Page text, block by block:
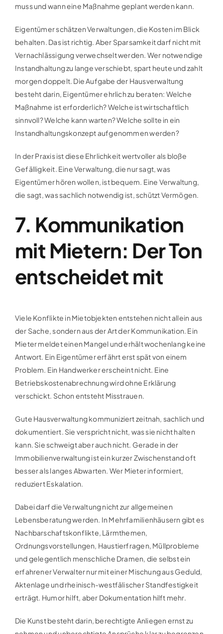
muss und wann eine Maßnahme geplant werden kann.
Eigentümer schätzen Verwaltungen, die Kosten im Blick
behalten. Das ist richtig. Aber Sparsamkeit darf nicht mit
Vernachlässigung verwechselt werden. Wer notwendige
Instandhaltung zu lange verschiebt, spart heute und zahlt
morgen doppelt. Die Aufgabe der Hausverwaltung
besteht darin, Eigentümer ehrlich zu beraten: Welche
Maßnahme ist erforderlich? Welche ist wirtschaftlich
sinnvoll? Welche kann warten? Welche sollte in ein
Instandhaltungskonzept aufgenommen werden?
In der Praxis ist diese Ehrlichkeit wertvoller als bloße
Gefälligkeit. Eine Verwaltung, die nur sagt, was
Eigentümer hören wollen, ist bequem. Eine Verwaltung,
die sagt, was sachlich notwendig ist, schützt Vermögen.
7. Kommunikation
mit Mietern: Der Ton
entscheidet mit
Viele Konflikte in Mietobjekten entstehen nicht allein aus
der Sache, sondern aus der Art der Kommunikation. Ein
Mieter meldet einen Mangel und erhält wochenlang keine
Antwort. Ein Eigentümer erfährt erst spät von einem
Problem. Ein Handwerker erscheint nicht. Eine
Betriebskostenabrechnung wird ohne Erklärung
verschickt. Schon entsteht Misstrauen.
Gute Hausverwaltung kommuniziert zeitnah, sachlich und
dokumentiert. Sie verspricht nicht, was sie nicht halten
kann. Sie schweigt aber auch nicht. Gerade in der
Immobilienverwaltung ist ein kurzer Zwischenstand oft
besser als langes Abwarten. Wer Mieter informiert,
reduziert Eskalation.
Dabei darf die Verwaltung nicht zur allgemeinen
Lebensberatung werden. In Mehrfamilienhäusern gibt es
Nachbarschaftskonflikte, Lärmthemen,
Ordnungsvorstellungen, Haustierfragen, Müllprobleme
und gelegentlich menschliche Dramen, die selbst ein
erfahrener Verwalter nur mit einer Mischung aus Geduld,
Aktenlage und rheinisch-westfälischer Standfestigkeit
erträgt. Humor hilft, aber Dokumentation hilft mehr.
Die Kunst besteht darin, berechtigte Anliegen ernst zu